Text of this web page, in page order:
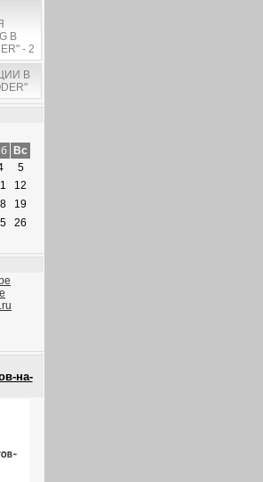
В
- 2
В
Вс
5
12
19
26
на-